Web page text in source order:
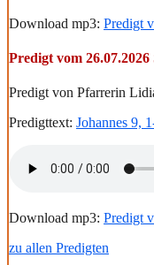
Download mp3: Predigt
Predigt vom 26.07.2026
Predigt von Pfarrerin
Predigttext: Johannes 9,
Download mp3: Predigt
zu allen Predigten